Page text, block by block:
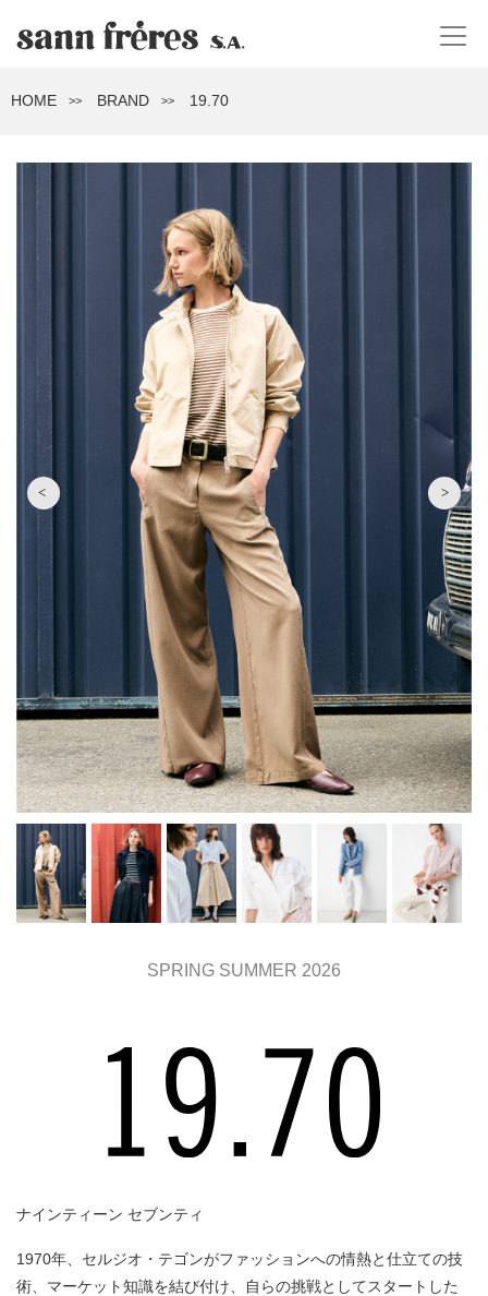
HOME BRAND 19.70
SPRING SUMMER 2026
ナインティーン セブンティ
1970年、セルジオ・テゴンがファッションへの情熱と仕立ての技
術、マーケット知識を結び付け、自らの挑戦としてスタートした